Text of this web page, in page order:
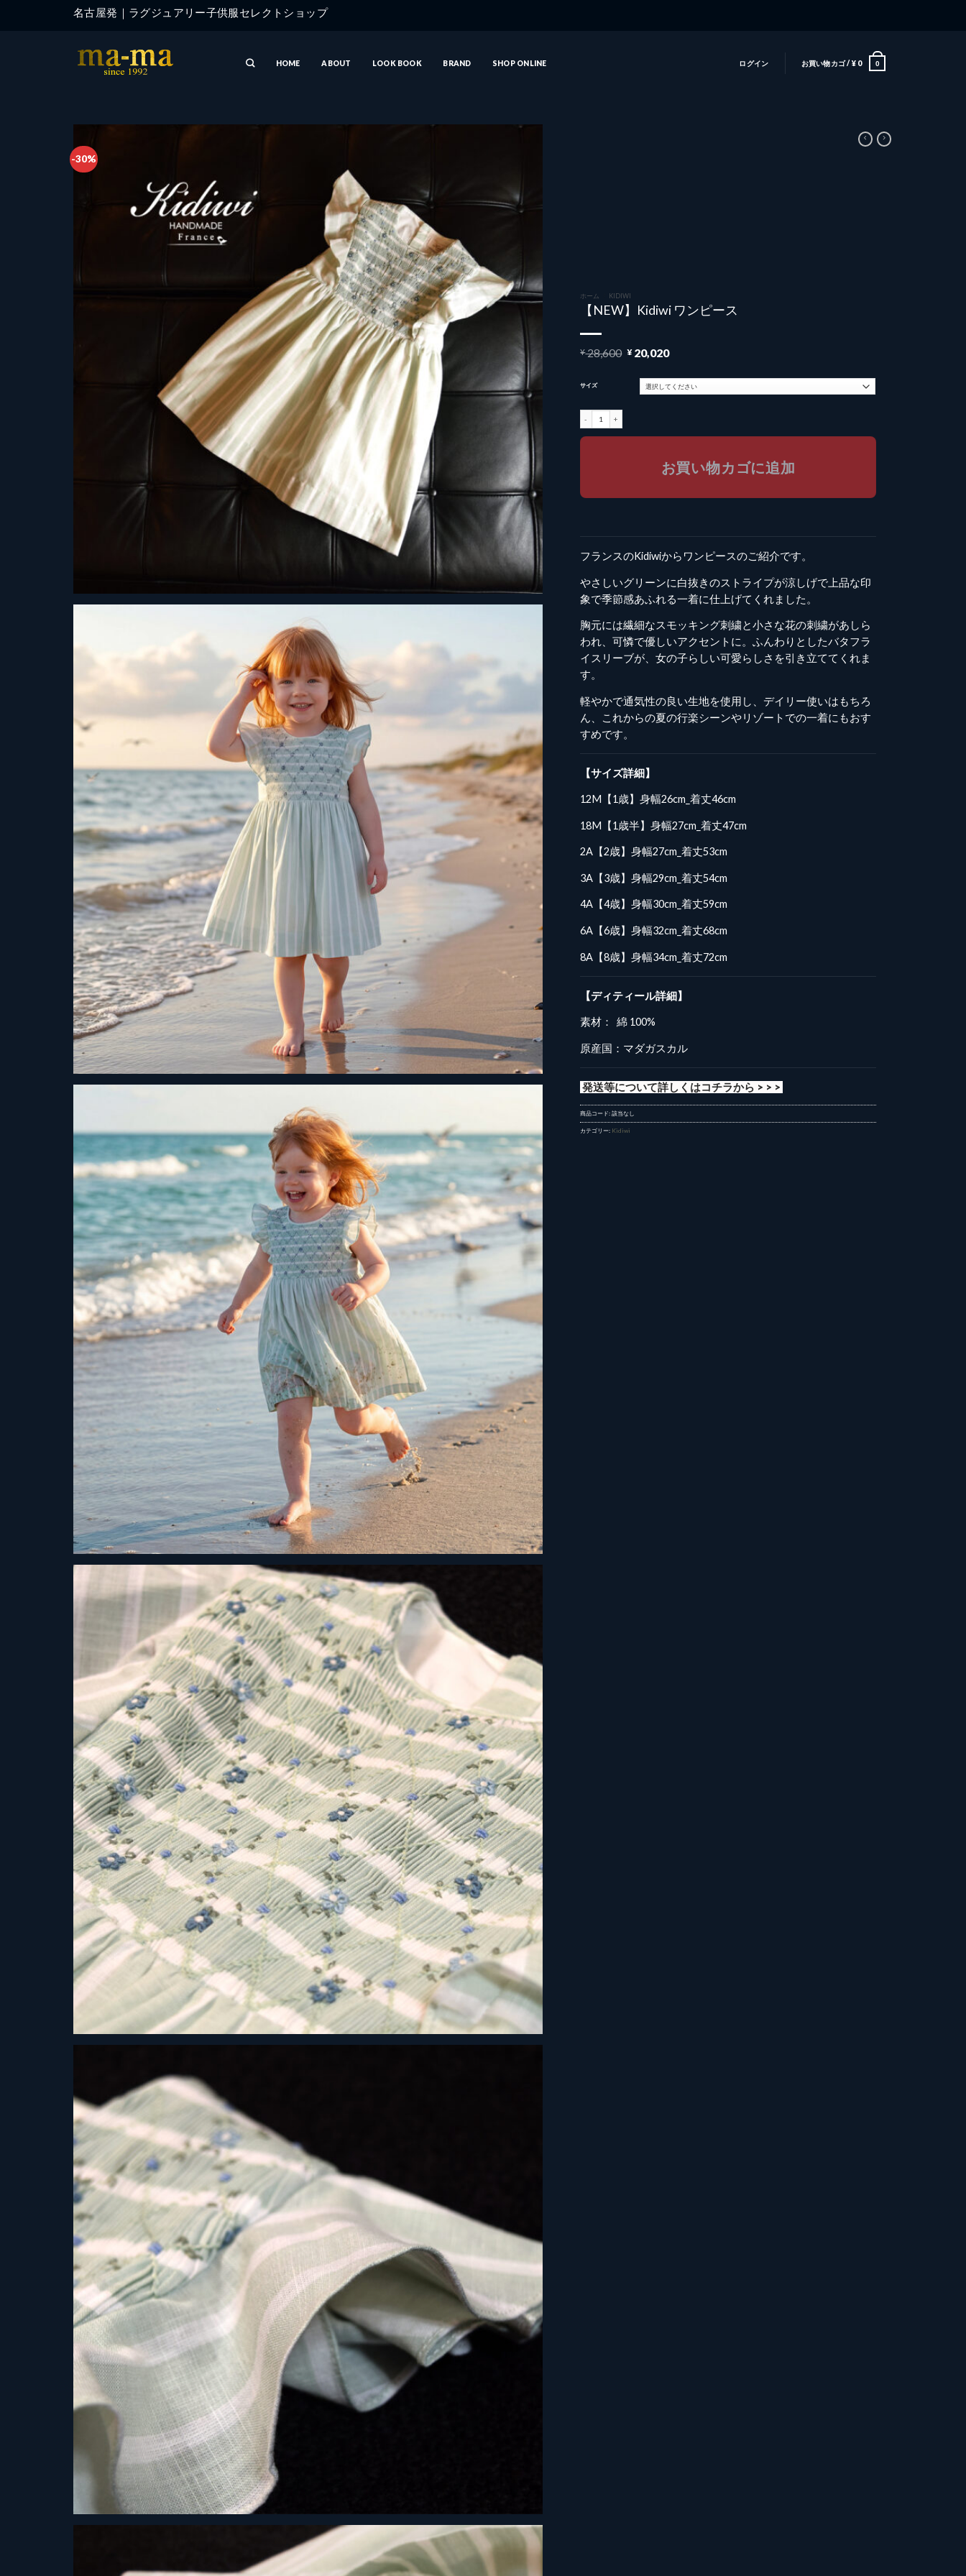
名古屋発｜ラグジュアリー子供服セレクトショップ
HOME ABOUT LOOK BOOK BRAND SHOP ONLINE ログイン お買い物カゴ /¥0 0
-30%
ホーム KIDIWI
【NEW】Kidiwi ワンピース
¥28,600 元
た。
¥20,020現
価
格
す。
フランスのKidiwiからワンピースのご紹介です。
やさしいグリーンに白抜きのストライプが涼しげで上品な印
象で季節感あふれる一着に仕上げてくれました。
胸元には繊細なスモッキング刺繍と小さな花の刺繍があしら
われ、可憐で優しいアクセントに。ふんわりとしたバタフラ
イスリーブが、女の子らしい可愛らしさを引き立ててくれま
す。
軽やかで通気性の良い生地を使用し、デイリー使いはもちろ
ん、これからの夏の行楽シーンやリゾートでの一着にもおす
すめです。
【サイズ詳細】
12M【1歳】身幅26cm_着丈46cm
18M【1歳半】身幅27cm_着丈47cm
2A【2歳】身幅27cm_着丈53cm
3A【3歳】身幅29cm_着丈54cm
4A【4歳】身幅30cm_着丈59cm
6A【6歳】身幅32cm_着丈68cm
8A【8歳】身幅34cm_着丈72cm
【ディティール詳細】
素材： 綿 100%
原産国：マダガスカル
発送等について詳しくはコチラから > > >
サイズ
お買い物カゴに追加
商品コード:該当なし
カテゴリー: Kidiwi